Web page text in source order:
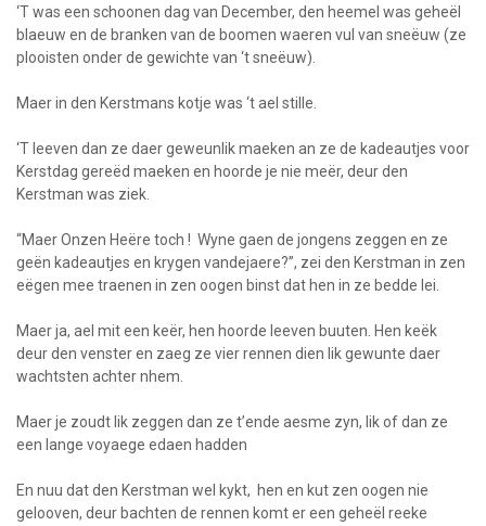
‘T was een schoonen dag van December, den heemel was geheël
blaeuw en de branken van de boomen waeren vul van sneëuw (ze
plooisten onder de gewichte van ‘t sneëuw).
Maer in den Kerstmans kotje was ‘t ael stille.
‘T leeven dan ze daer geweunlik maeken an ze de kadeautjes voor
Kerstdag gereëd maeken en hoorde je nie meër, deur den
Kerstman was ziek.
“Maer Onzen Heëre toch ! Wyne gaen de jongens zeggen en ze
geën kadeautjes en krygen vandejaere?”, zei den Kerstman in zen
eëgen mee traenen in zen oogen binst dat hen in ze bedde lei.
Maer ja, ael mit een keër, hen hoorde leeven buuten. Hen keëk
deur den venster en zaeg ze vier rennen dien lik gewunte daer
wachtsten achter nhem.
Maer je zoudt lik zeggen dan ze t’ende aesme zyn, lik of dan ze
een lange voyaege edaen hadden
En nuu dat den Kerstman wel kykt, hen en kut zen oogen nie
gelooven, deur bachten de rennen komt er een geheël reeke